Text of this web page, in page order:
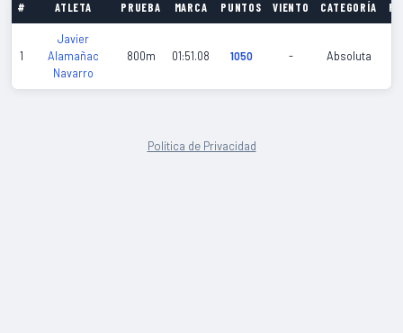
# ATLETA PRUEBA MARCA PUNTOS VIENTO CATEGORÍA
1
Javier
Alamañac
Navarro
800m 01:51.08 1050 - Absoluta
Política de Privacidad